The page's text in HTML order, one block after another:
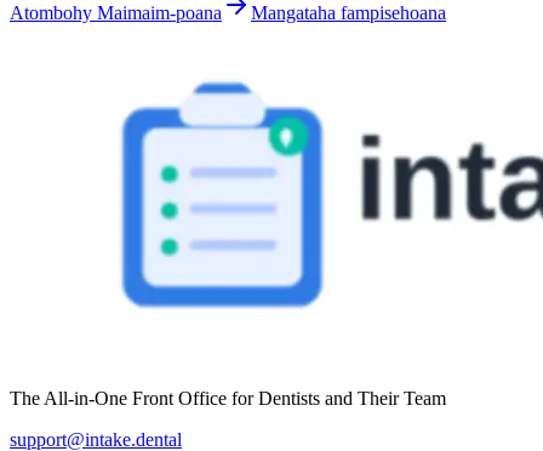
Atombohy Maimaim-poana Mangataha fampisehoana
The All-in-One Front Office for Dentists and Their Team
support@intake.dental